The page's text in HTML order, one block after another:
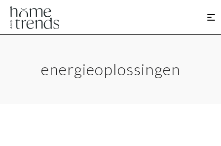
energieoplossingen